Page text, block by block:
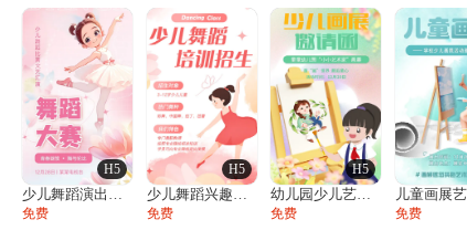
H5
少儿舞蹈演出舞蹈比赛跳舞大赛文艺汇演活动
免费
H5
少儿舞蹈兴趣班艺术培训学校招生宣传
免费
H5
幼儿园少儿艺术展览绘画展摄影作品展美术展
免费 免费